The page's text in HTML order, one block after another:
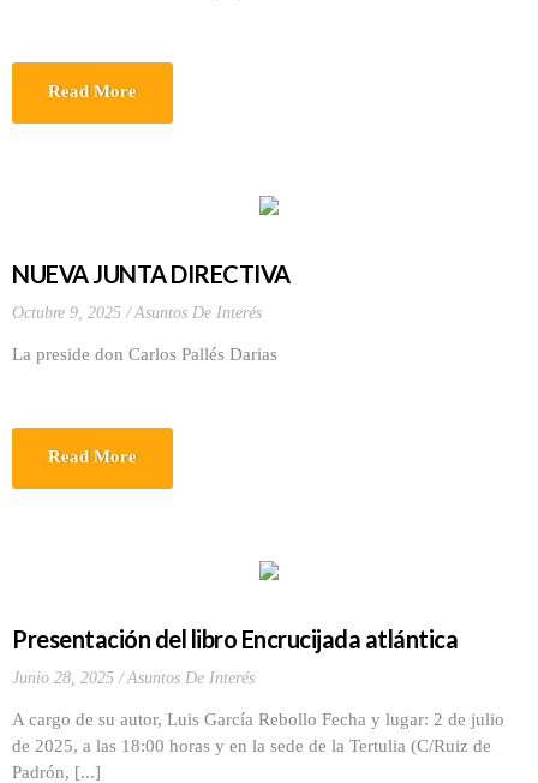
Read More
NUEVA JUNTA DIRECTIVA
Octubre 9, 2025 Asuntos De Interés
La preside don Carlos Pallés Darias
Read More
Presentación del libro Encrucijada atlántica
Junio 28, 2025 Asuntos De Interés
A cargo de su autor, Luis García Rebollo Fecha y lugar: 2 de julio
de 2025, a las 18:00 horas y en la sede de la Tertulia (C/Ruiz de
Padrón, [...]